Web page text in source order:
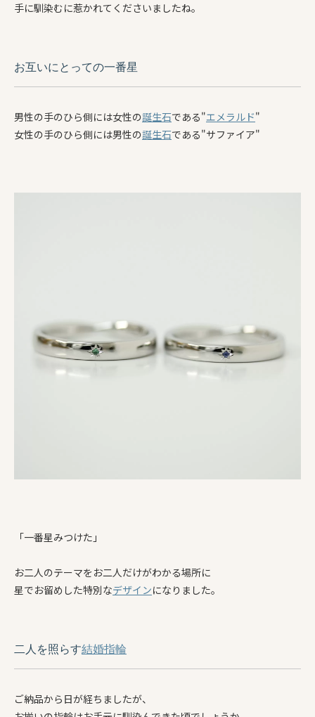
手に馴染むに惹かれてくださいましたね。
お互いにとっての一番星
男性の手のひら側には女性の誕生石である"エメラルド"
女性の手のひら側には男性の誕生石である"サファイア"
「一番星みつけた」
お二人のテーマをお二人だけがわかる場所に
星でお留めした特別なデザインになりました。
二人を照らす結婚指輪
ご納品から日が経ちましたが、